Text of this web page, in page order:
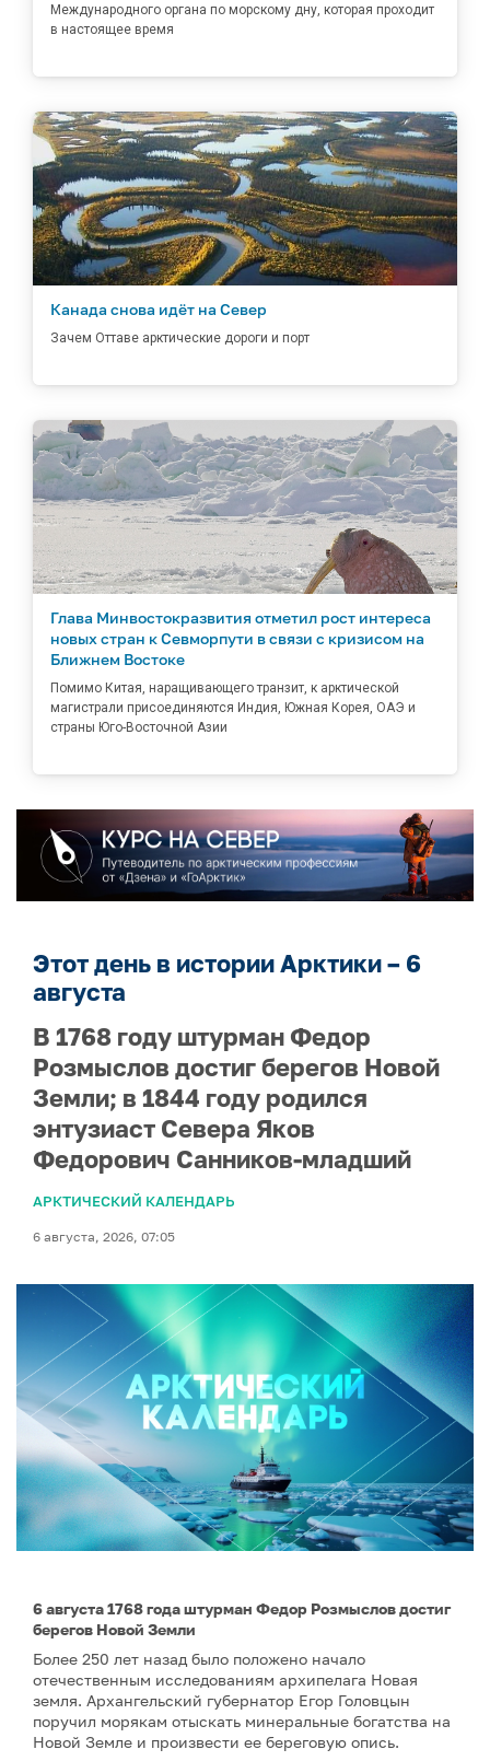
Международного органа по морскому дну, которая проходит
в настоящее время
Канада снова идёт на Север
Зачем Оттаве арктические дороги и порт
Глава Минвостокразвития отметил рост интереса
новых стран к Севморпути в связи с кризисом на
Ближнем Востоке
Помимо Китая, наращивающего транзит, к арктической
магистрали присоединяются Индия, Южная Корея, ОАЭ и
страны Юго-Восточной Азии
Этот день в истории Арктики – 6
августа
В 1768 году штурман Федор
Розмыслов достиг берегов Новой
Земли; в 1844 году родился
энтузиаст Севера Яков
Федорович Санников-младший
АРКТИЧЕСКИЙ КАЛЕНДАРЬ
6 августа, 2026, 07:05
6 августа 1768 года штурман Федор Розмыслов достиг
берегов Новой Земли
Более 250 лет назад было положено начало
отечественным исследованиям архипелага Новая
земля. Архангельский губернатор Егор Головцын
поручил морякам отыскать минеральные богатства на
Новой Земле и произвести ее береговую опись.